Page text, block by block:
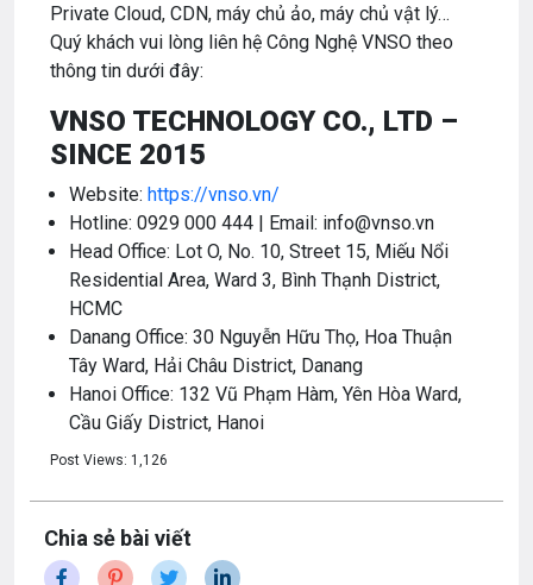
Private Cloud, CDN, máy chủ ảo, máy chủ vật lý…
Quý khách vui lòng liên hệ Công Nghệ VNSO theo
thông tin dưới đây:
VNSO TECHNOLOGY CO., LTD –
SINCE 2015
Website: https://vnso.vn/
Hotline: 0929 000 444 | Email: info@vnso.vn
Head Office: Lot O, No. 10, Street 15, Miếu Nổi
Residential Area, Ward 3, Bình Thạnh District,
HCMC
Danang Office: 30 Nguyễn Hữu Thọ, Hoa Thuận
Tây Ward, Hải Châu District, Danang
Hanoi Office: 132 Vũ Phạm Hàm, Yên Hòa Ward,
Cầu Giấy District, Hanoi
Post Views: 1,126
Chia sẻ bài viết